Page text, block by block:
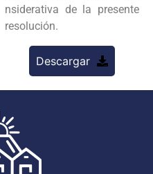
nsiderativa de la presente
resolución.
Descargar